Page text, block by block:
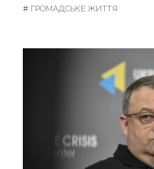
# ГРОМАДСЬКЕ ЖИТТЯ